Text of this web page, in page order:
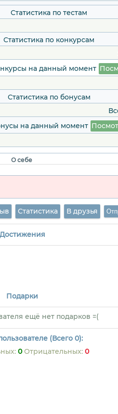
Статистика по тестам
Статистика по конкурсам
на данный момент
Статистика по бонусам
на данный момент
О себе
Статистика В друзья
Достижения
Подарки
ещё нет подарков =(
(Всего 0):
0 Отрицательных: 0